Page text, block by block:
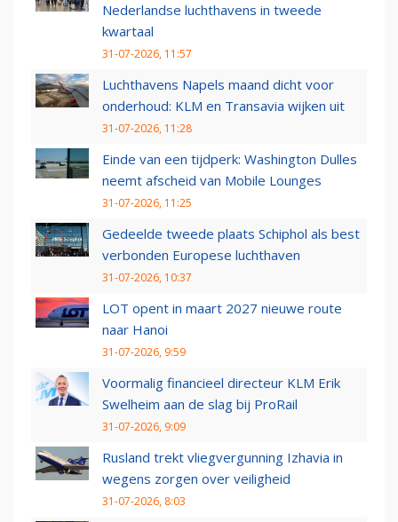
Nederlandse luchthavens in tweede
kwartaal
31-07-2026, 11:57
Luchthavens Napels maand dicht voor
onderhoud: KLM en Transavia wijken uit
31-07-2026, 11:28
Einde van een tijdperk: Washington Dulles
neemt afscheid van Mobile Lounges
31-07-2026, 11:25
Gedeelde tweede plaats Schiphol als best
verbonden Europese luchthaven
31-07-2026, 10:37
LOT opent in maart 2027 nieuwe route
naar Hanoi
31-07-2026, 9:59
Voormalig financieel directeur KLM Erik
Swelheim aan de slag bij ProRail
31-07-2026, 9:09
Rusland trekt vliegvergunning Izhavia in
wegens zorgen over veiligheid
31-07-2026, 8:03